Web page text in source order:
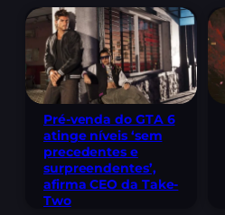
Pré-venda do GTA 6
atinge níveis ‘sem
precedentes e
surpreendentes’,
afirma CEO da Take-
Two